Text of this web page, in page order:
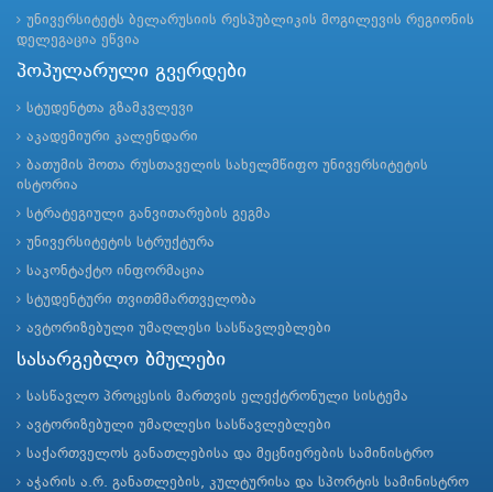
უნივერსიტეტს ბელარუსიის რესპუბლიკის მოგილევის რეგიონის
დელეგაცია ეწვია
პოპულარული გვერდები
სტუდენტთა გზამკვლევი
აკადემიური კალენდარი
ბათუმის შოთა რუსთაველის სახელმწიფო უნივერსიტეტის
ისტორია
სტრატეგიული განვითარების გეგმა
უნივერსიტეტის სტრუქტურა
საკონტაქტო ინფორმაცია
სტუდენტური თვითმმართველობა
ავტორიზებული უმაღლესი სასწავლებლები
სასარგებლო ბმულები
სასწავლო პროცესის მართვის ელექტრონული სისტემა
ავტორიზებული უმაღლესი სასწავლებლები
საქართველოს განათლებისა და მეცნიერების სამინისტრო
აჭარის ა.რ. განათლების, კულტურისა და სპორტის სამინისტრო